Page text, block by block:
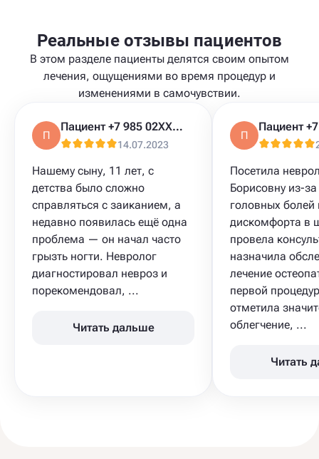
Реальные отзывы пациентов
В этом разделе пациенты делятся своим опытом
лечения, ощущениями во время процедур и
изменениями в самочувствии.
П
Пациент +7 985 02XXXXX
14.07.2023
Нашему сыну, 11 лет, с
детства было сложно
справляться с заиканием, а
недавно появилась ещё одна
проблема — он начал часто
грызть ногти. Невролог
диагностировал невроз и
порекомендовал, ...
Читать дальше
П
Посетила
Борисовну из-
головных болей
дискомфорта в
провела
назначила
лечение
первой
отметила
облегчение, ...
Читать